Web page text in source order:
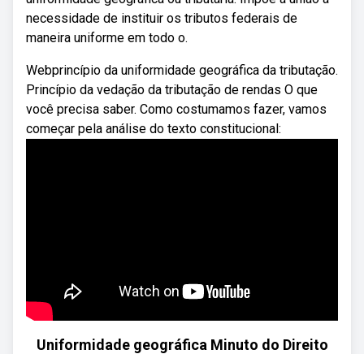
necessidade de instituir os tributos federais de
maneira uniforme em todo o.
Webprincípio da uniformidade geográfica da tributação.
Princípio da vedação da tributação de rendas O que
você precisa saber. Como costumamos fazer, vamos
começar pela análise do texto constitucional:
Uniformidade geográfica Minuto do Direito